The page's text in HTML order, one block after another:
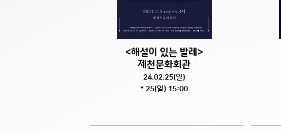
<해설이 있는 발레>
제천문화회관
24.02.25(일)
* 25(일) 15:00